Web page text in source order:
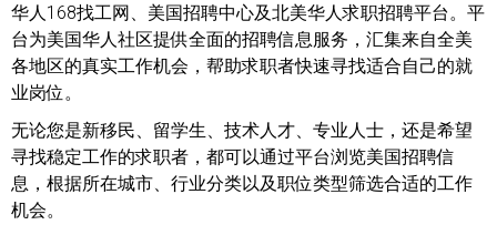
华人168找工网、美国招聘中心及北美华人求职招聘平台。平
台为美国华人社区提供全面的招聘信息服务，汇集来自全美
各地区的真实工作机会，帮助求职者快速寻找适合自己的就
业岗位。
无论您是新移民、留学生、技术人才、专业人士，还是希望
寻找稳定工作的求职者，都可以通过平台浏览美国招聘信
息，根据所在城市、行业分类以及职位类型筛选合适的工作
机会。